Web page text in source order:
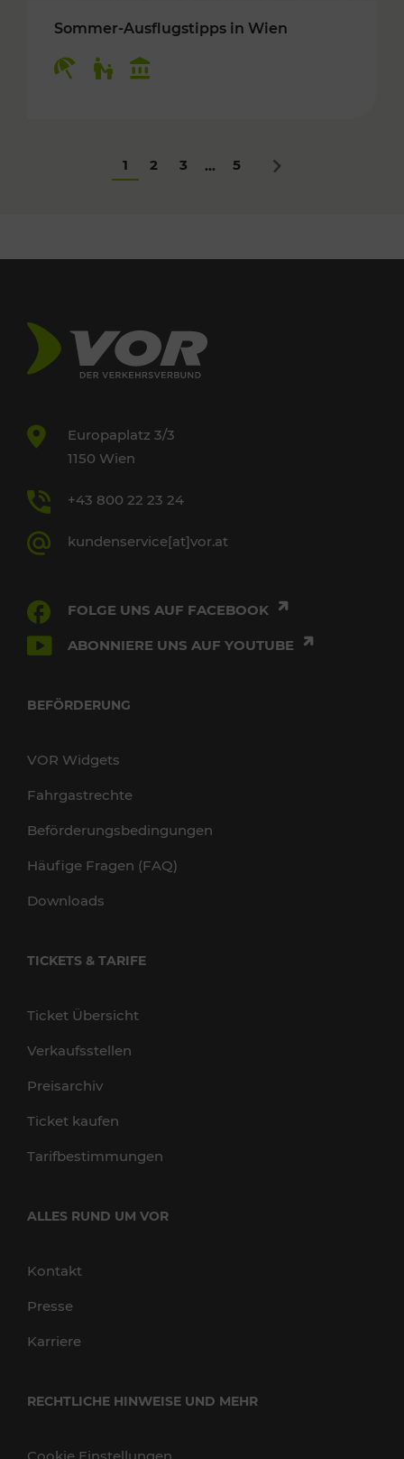
Sommer-Ausflugstipps in Wien
1 2 3 ... 5 Nächstes
Europaplatz 3/3
1150 Wien
+43 800 22 23 24
kundenservice[at]vor.at
FOLGE UNS AUF FACEBOOK
ABONNIERE UNS AUF YOUTUBE
BEFÖRDERUNG
VOR Widgets
Fahrgastrechte
Beförderungsbedingungen
Häufige Fragen (FAQ)
Downloads
TICKETS & TARIFE
Ticket Übersicht
Verkaufsstellen
Preisarchiv
Ticket kaufen
Tarifbestimmungen
ALLES RUND UM VOR
Kontakt
Presse
Karriere
RECHTLICHE HINWEISE UND MEHR